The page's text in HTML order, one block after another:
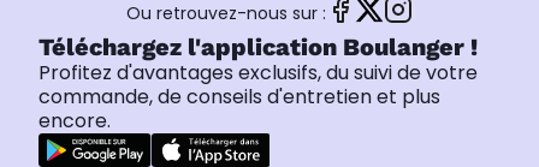
Ou retrouvez-nous sur :
Téléchargez l'application Boulanger !
Profitez d'avantages exclusifs, du suivi de votre
commande, de conseils d'entretien et plus
encore.